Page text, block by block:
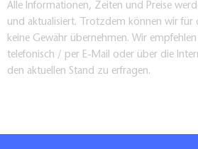
Alle Informationen, Zeiten und Preise
und aktualisiert. Trotzdem können wir für
keine Gewähr übernehmen. Wir
telefonisch / per E-Mail oder über die
den aktuellen Stand zu erfragen.